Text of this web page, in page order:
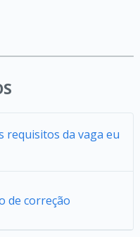
requisitos da vaga eu
de correção